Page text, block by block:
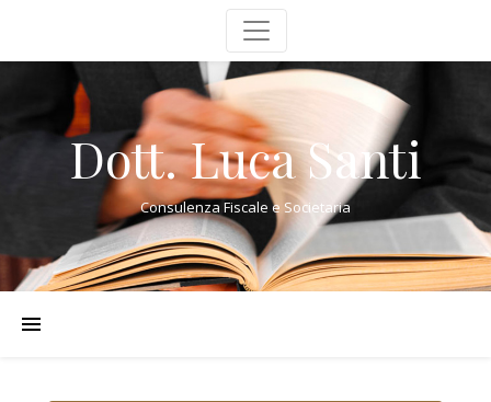
Dott. Luca Santi
Consulenza Fiscale e Societaria